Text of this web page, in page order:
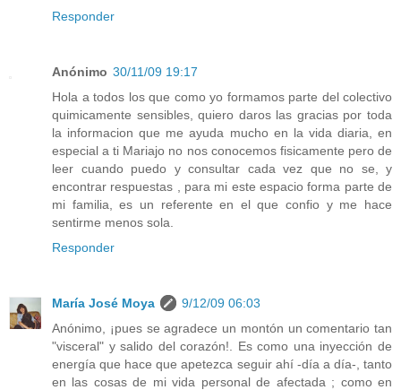
Responder
Anónimo 30/11/09 19:17
Hola a todos los que como yo formamos parte del colectivo
quimicamente sensibles, quiero daros las gracias por toda
la informacion que me ayuda mucho en la vida diaria, en
especial a ti Mariajo no nos conocemos fisicamente pero de
leer cuando puedo y consultar cada vez que no se, y
encontrar respuestas , para mi este espacio forma parte de
mi familia, es un referente en el que confio y me hace
sentirme menos sola.
Responder
María José Moya
9/12/09 06:03
Anónimo, ¡pues se agradece un montón un comentario tan
"visceral" y salido del corazón!. Es como una inyección de
energía que hace que apetezca seguir ahí -día a día-, tanto
en las cosas de mi vida personal de afectada ; como en